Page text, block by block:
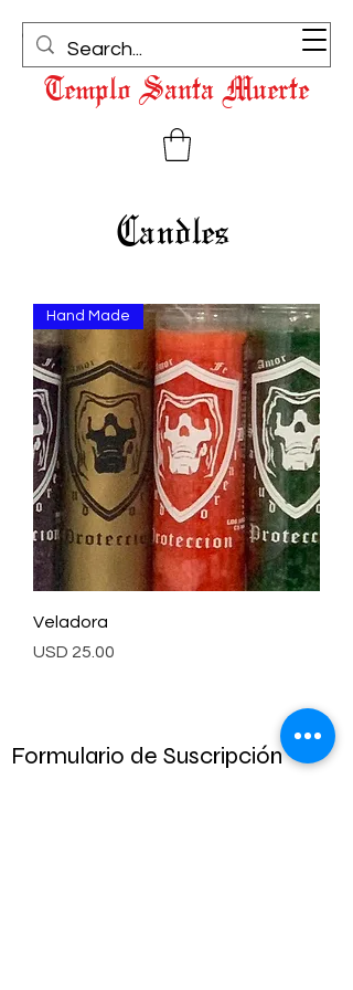
(323) 462-1134
Templo Santa Muerte
Candles
Hand Made
Veladora
Precio
USD 25.00
Formulario de Suscripción